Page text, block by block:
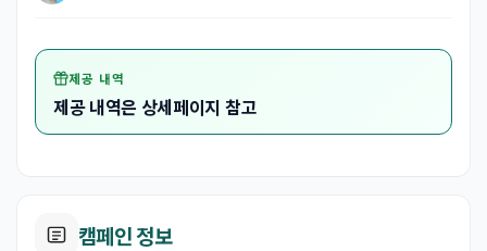
제공 내역
제공 내역은 상세페이지 참고
캠페인 정보